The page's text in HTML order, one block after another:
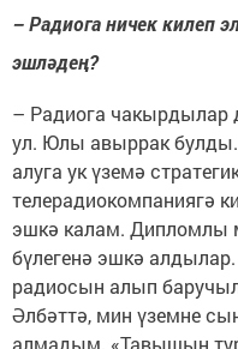
– Радиога ничек килеп
эшләдең?
– Радиога
ул. Юлы авыррак
алуга ук үземә
телерадиокомпаниягә
эшкә калам. Дипломлы
бүлегенә эшкә алдылар.
радиосын алып
Әлбәттә, мин үземне
алмадым. «Тавышың